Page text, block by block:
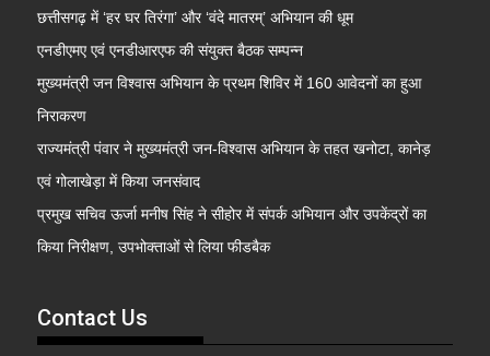
छत्तीसगढ़ में ‘हर घर तिरंगा’ और ‘वंदे मातरम्’ अभियान की धूम
एनडीएमए एवं एनडीआरएफ की संयुक्त बैठक सम्पन्न
मुख्यमंत्री जन विश्वास अभियान के प्रथम शिविर में 160 आवेदनों का हुआ
निराकरण
राज्यमंत्री पंवार ने मुख्यमंत्री जन-विश्वास अभियान के तहत खनोटा, कानेड़
एवं गोलाखेड़ा में किया जनसंवाद
प्रमुख सचिव ऊर्जा मनीष सिंह ने सीहोर में संपर्क अभियान और उपकेंद्रों का
किया निरीक्षण, उपभोक्ताओं से लिया फीडबैक
Contact Us